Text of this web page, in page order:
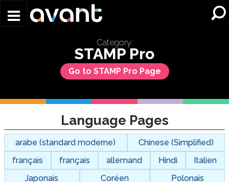
Category:
STAMP Pro
Go to STAMP Pro Page
Language Pages
arabe (standard moderne)
Chinese (Simplified)
français
français allemand Hindi
Italien
Japonais
Coréen Polonais